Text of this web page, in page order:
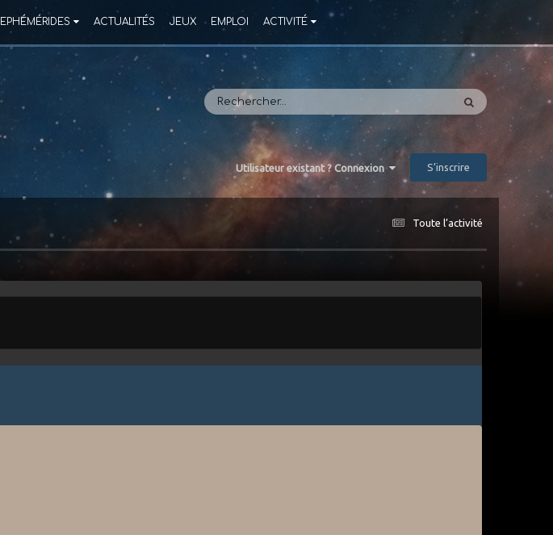
EPHÉMÉRIDES ACTUALITÉS JEUX EMPLOI ACTIVITÉ
Utilisateur existant ? Connexion S’inscrire
Toute l’activité